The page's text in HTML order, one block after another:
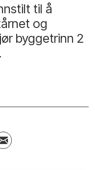
til å
og
byggetrinn 2